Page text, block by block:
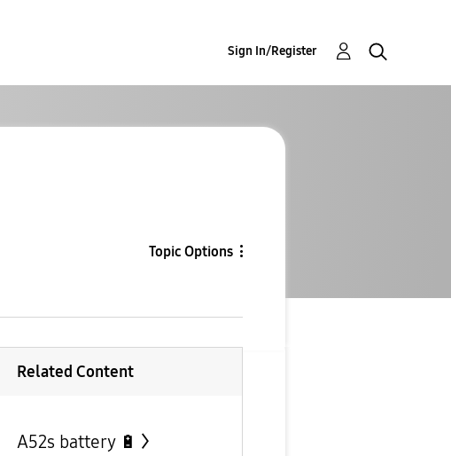
Sign In/Register
Topic Options
Related Content
A52s battery 🔋